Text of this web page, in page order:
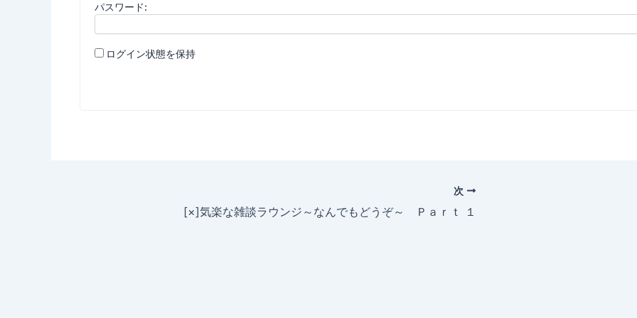
パスワード:
ログイン状態を保持
次
[×]気楽な雑談ラウンジ～なんでもどうぞ～ Ｐａｒｔ １